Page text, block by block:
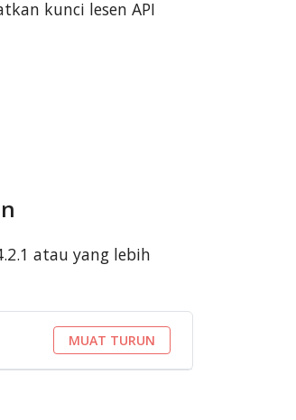
kunci lesen API
atau yang lebih
MUAT TURUN